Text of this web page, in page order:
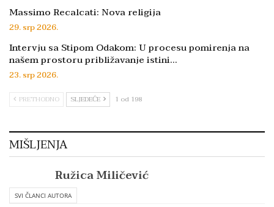
Massimo Recalcati: Nova religija
29. srp 2026.
Intervju sa Stipom Odakom: U procesu pomirenja na
našem prostoru približavanje istini…
23. srp 2026.
PRETHODNO SLJEDEĆE 1 od 198
MIŠLJENJA
Ružica Miličević
SVI ČLANCI AUTORA